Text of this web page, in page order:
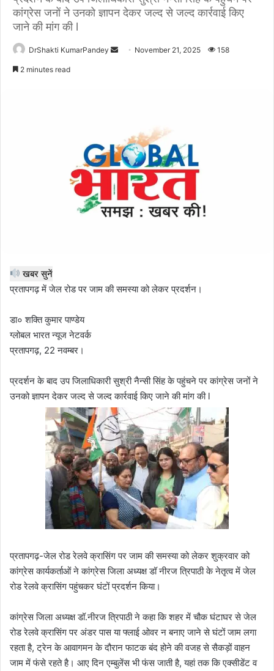
कांग्रेस जनों ने उनको ज्ञापन देकर जल्द से जल्द कार्रवाई किए
जाने की मांग की l
DrShakti KumarPandey
Send November 21, 2025 158
2 minutes read
खबर सुनें
प्रतापगढ़ में जेल रोड पर जाम की समस्या को लेकर प्रदर्शन।
डा० शक्ति कुमार पाण्डेय
ग्लोबल भारत न्यूज नेटवर्क
प्रतापगढ़, 22 नवम्बर।
प्रदर्शन के बाद उप जिलाधिकारी सुश्री नैन्सी सिंह के पहुंचने पर कांग्रेस जनों ने
उनको ज्ञापन देकर जल्द से जल्द कार्रवाई किए जाने की मांग की l
प्रतापगढ़-जेल रोड रेलवे क्रासिंग पर जाम की समस्या को लेकर शुक्रवार को
कांग्रेस कार्यकर्ताओं ने कांग्रेस जिला अध्यक्ष डॉ नीरज त्रिपाठी के नेतृत्व में जेल
रोड रेलवे क्रासिंग पहुंचकर घंटों प्रदर्शन किया।
कांग्रेस जिला अध्यक्ष डॉ.नीरज त्रिपाठी ने कहा कि शहर में चौक घंटाघर से जेल
रोड रेलवे क्रासिंग पर अंडर पास या फ्लाई ओवर न बनाए जाने से घंटों जाम लगा
रहता है, ट्रेन के आवागमन के दौरान फाटक बंद होने की वजह से सैकड़ों वाहन
जाम में फंसे रहते है। आए दिन एम्बुलेंस भी फंस जाती है, यहां तक कि एक्सीडेंट व